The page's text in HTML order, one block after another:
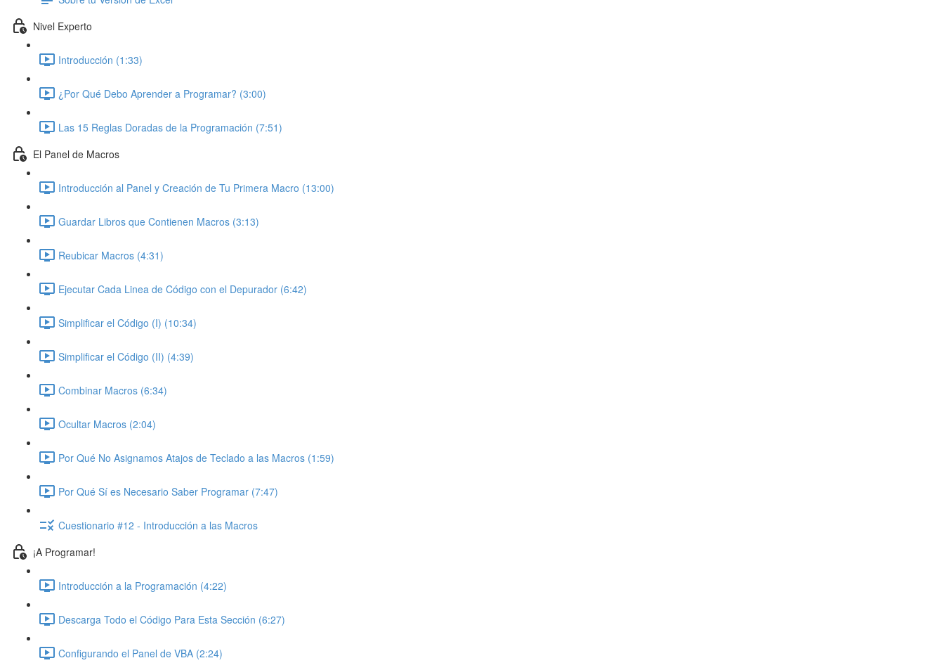
Nivel Experto
Introducción (1:33)
¿Por Qué Debo Aprender a Programar? (3:00)
Las 15 Reglas Doradas de la Programación (7:51)
El Panel de Macros
Introducción al Panel y Creación de Tu Primera Macro (13:00)
Guardar Libros que Contienen Macros (3:13)
Reubicar Macros (4:31)
Ejecutar Cada Linea de Código con el Depurador (6:42)
Simplificar el Código (I) (10:34)
Simplificar el Código (II) (4:39)
Combinar Macros (6:34)
Ocultar Macros (2:04)
Por Qué No Asignamos Atajos de Teclado a las Macros (1:59)
Por Qué Sí es Necesario Saber Programar (7:47)
Cuestionario #12 - Introducción a las Macros
¡A Programar!
Introducción a la Programación (4:22)
Descarga Todo el Código Para Esta Sección (6:27)
Configurando el Panel de VBA (2:24)